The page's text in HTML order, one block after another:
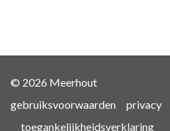
© 2026 Meerhout
gebruiksvoorwaarden
privacy
toegankelijkheidsverklaring